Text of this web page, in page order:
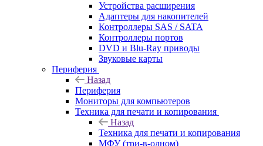
Устройства расширения
Адаптеры для накопителей
Контроллеры SAS / SATA
Контроллеры портов
DVD и Blu-Ray приводы
Звуковые карты
Периферия
Назад
Периферия
Мониторы для компьютеров
Техника для печати и копирования
Назад
Техника для печати и копирования
МФУ (три-в-одном)